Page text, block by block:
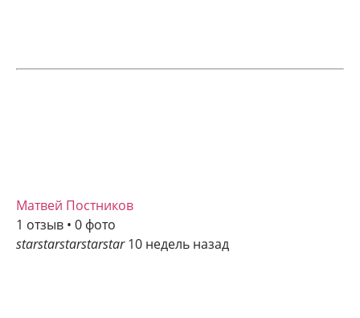
Матвей Постников
1 отзыв • 0 фото
starstarstarstarstar 10 недель назад